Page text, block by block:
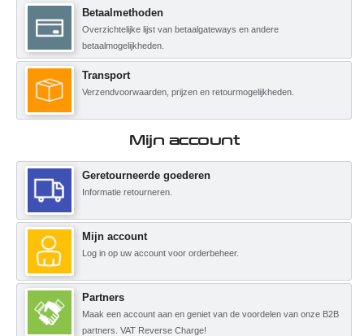
Betaalmethoden
Overzichtelijke lijst van betaalgateways en andere
betaalmogelijkheden.
Transport
Verzendvoorwaarden, prijzen en retourmogelijkheden.
Mijn account
Geretourneerde goederen
Informatie retourneren.
Mijn account
Log in op uw account voor orderbeheer.
Partners
Maak een account aan en geniet van de voordelen van onze B2B
partners. VAT Reverse Charge!